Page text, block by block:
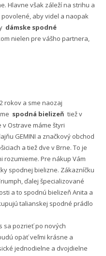
Hlavne však záleží na strihu a
aby videl a naopak
dámske spodné
nielen pre vášho partnera,
rokov a sme naozaj
spodná bielizeň tiež v
Ostrave máme štyri
GEMINI a značkový obchod
a tiež dve v Brne. To je
rozumieme. Pre nákup Vám
spodnej bielizne. Zákazníčku
ďalej špecializované
a to spodnú bielizeň Anita a
talianskej spodné prádlo
sa pozrieť po nových
opäť veľmi krásne a
jednodielne a dvojdielne